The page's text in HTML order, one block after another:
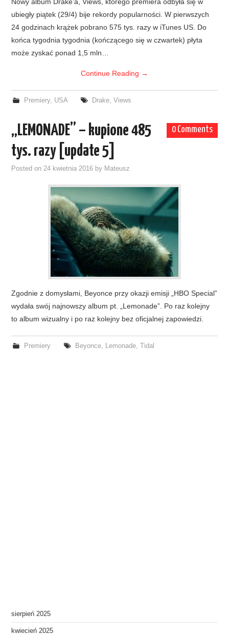
ubiegły piątek (29/4) bije rekordy popularności. W pierwszych
24 godzinach krążek pobrano 575 tys. razy w iTunes US. Do
końca tygodnia tygodnia (kończącego się w czwartek) płyta
może zyskać ponad 1,5 mln…
Continue Reading →
Premiery, USA Drake, Views
0 Comments
„LEMONADE” – kupione 485
tys. razy [update 5]
Posted on24 kwietnia 2016 by Mateusz
Zgodnie z domysłami, Beyonce przy okazji emisji „HBO Special”
wydała swój najnowszy album pt. „Lemonade”. Po raz kolejny
to album wizualny i po raz kolejny bez oficjalnej zapowiedzi.
Premiery Beyonce, Lemonade, Tidal
sierpień 2025
kwiecień 2025